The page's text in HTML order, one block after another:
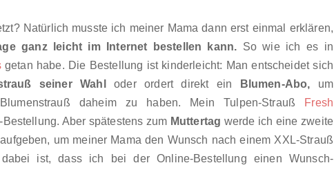
Natürlich musste ich meiner Mama dann erst einmal erklären,
ganz leicht im Internet bestellen kann. So wie ich es in
getan habe. Die Bestellung ist kinderleicht: Man entscheidet sich
seiner Wahl oder ordert direkt ein Blumen-Abo, um
daheim zu haben. Mein Tulpen-Strauß
Fresh
Aber spätestens zum Muttertag werde ich eine zweite
aufgeben, um meiner Mama den Wunsch nach einem XXL-Strauß
ist, dass ich bei der Online-Bestellung einen Wunsch-